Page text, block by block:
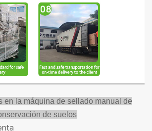
en la máquina de sellado manual de
de suelos